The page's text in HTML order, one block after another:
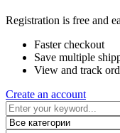
Registration is free and
Faster checkout
Save multiple
View and track
Create an account